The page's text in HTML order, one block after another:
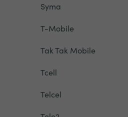
Syma
T-Mobile
Tak Tak Mobile
Tcell
Telcel